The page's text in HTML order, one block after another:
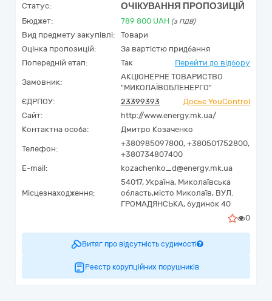
Статус: ОЧІКУВАННЯ ПРОПОЗИЦІЙ
Бюджет: 789 800 UAH (з ПДВ)
Вид предмету закупівлі:
Товари
Оцінка пропозицій:
За вартістю придбання
Попередній етап:
Так Перейти до відбору
Замовник:
АКЦІОНЕРНЕ ТОВАРИСТВО
"МИКОЛАЇВОБЛЕНЕРГО"
ЄДРПОУ:
23399393
Досьє YouControl
Сайт:
http://www.energy.mk.ua/
Контактна особа:
Дмитро Козаченко
Телефон:
+380985097800, +380501752800,
+380734807400
E-mail:
kozachenko_d@energy.mk.ua
Місцезнаходження:
54017, Україна, Миколаївська
область,місто Миколаїв, ВУЛ.
ГРОМАДЯНСЬКА, будинок 40
0
Витяг про відсутність судимості
Реєстр корупційних порушників